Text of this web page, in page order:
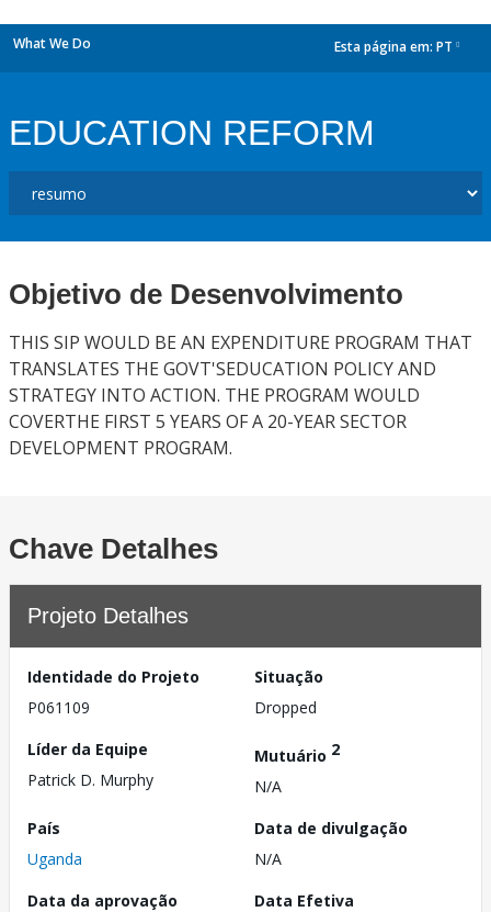
What We Do Esta página em: PT
EDUCATION REFORM
Objetivo de Desenvolvimento
THIS SIP WOULD BE AN EXPENDITURE PROGRAM THAT
TRANSLATES THE GOVT'SEDUCATION POLICY AND
STRATEGY INTO ACTION. THE PROGRAM WOULD
COVERTHE FIRST 5 YEARS OF A 20-YEAR SECTOR
DEVELOPMENT PROGRAM.
Chave Detalhes
Projeto Detalhes
Identidade do Projeto
P061109
Situação
Dropped
Líder da Equipe
Patrick D. Murphy
Mutuário 2
N/A
País
Uganda
Data de divulgação
N/A
Data da aprovação
Data Efetiva